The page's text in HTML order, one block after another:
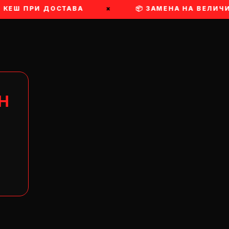
ПРИ ДОСТАВА 📦 ЗАМЕНА НА